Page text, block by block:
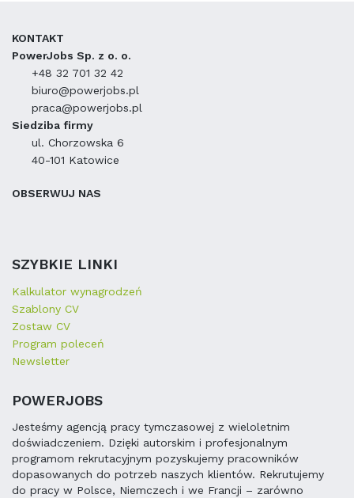
KONTAKT
PowerJobs Sp. z o. o.
+48 32 701 32 42
biuro@powerjobs.pl
praca@powerjobs.pl
Siedziba firmy
ul. Chorzowska 6
40-101 Katowice
OBSERWUJ NAS
SZYBKIE LINKI
Kalkulator wynagrodzeń
Szablony CV
Zostaw CV
Program poleceń
Newsletter
POWERJOBS
Jesteśmy agencją pracy tymczasowej z wieloletnim
doświadczeniem. Dzięki autorskim i profesjonalnym
programom rekrutacyjnym pozyskujemy pracowników
dopasowanych do potrzeb naszych klientów. Rekrutujemy
do pracy w Polsce, Niemczech i we Francji – zarówno